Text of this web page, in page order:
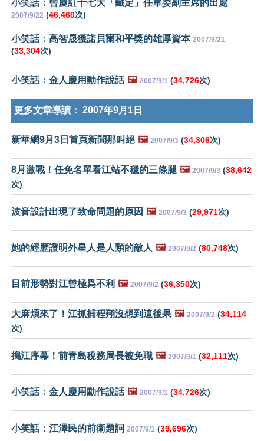
小笑話：曾慶紅十七大「鐵定」任軍委副主席的出處
2007/9/22 (46,460次)
小笑話：高智晟獲諾貝爾和平獎的雄厚資本 2007/9/21
(33,304次)
小笑話：金人慶用動作說話 🖼️ 2007/9/1 (34,726次)
更多文章導讀： 2007年9月1日
新華網9月3日首頁新聞那叫絕 🖼️ 2007/9/3 (34,306次)
8月激戰！任免名單看江站不穩的三條腿 🖼️ 2007/9/3 (38,642
次)
波音設計出現了致命問題的原因 🖼️ 2007/9/3 (29,971次)
她的經歷證明外星人是人類的敵人 🖼️ 2007/9/2 (80,748次)
目前形勢對江曾極爲不利 🖼️ 2007/9/2 (36,350次)
大麻煩來了！江抓捕程翔沒想到這後果 🖼️ 2007/9/2 (34,114
次)
搗江序幕！前青島稅務局長被免職 🖼️ 2007/9/1 (32,111次)
小笑話：金人慶用動作說話 🖼️ 2007/9/1 (34,726次)
小笑話：江澤民的前衛題詞 2007/9/1 (39,696次)